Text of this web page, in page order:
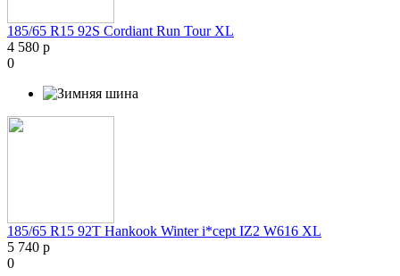
185/65 R15 92S Cordiant Run Tour XL
4 580 р
0
185/65 R15 92T Hankook Winter i*cept IZ2 W616 XL
5 740 р
0